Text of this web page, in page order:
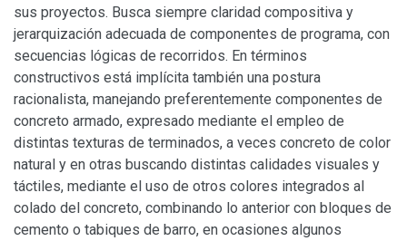
sus proyectos. Busca siempre claridad compositiva y
jerarquización adecuada de componentes de programa, con
secuencias lógicas de recorridos. En términos
constructivos está implícita también una postura
racionalista, manejando preferentemente componentes de
concreto armado, expresado mediante el empleo de
distintas texturas de terminados, a veces concreto de color
natural y en otras buscando distintas calidades visuales y
táctiles, mediante el uso de otros colores integrados al
colado del concreto, combinando lo anterior con bloques de
cemento o tabiques de barro, en ocasiones algunos